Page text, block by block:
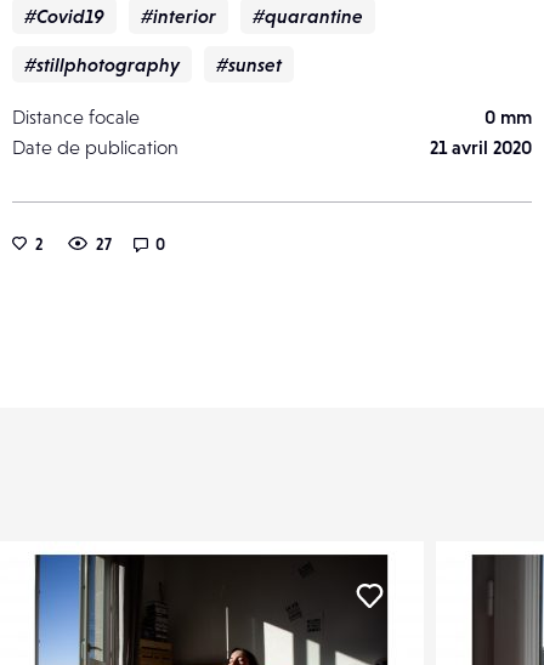
#Covid19 #interior #quarantine
#stillphotography #sunset
Distance focale
0 mm
Date de publication
21 avril 2020
2 27 0